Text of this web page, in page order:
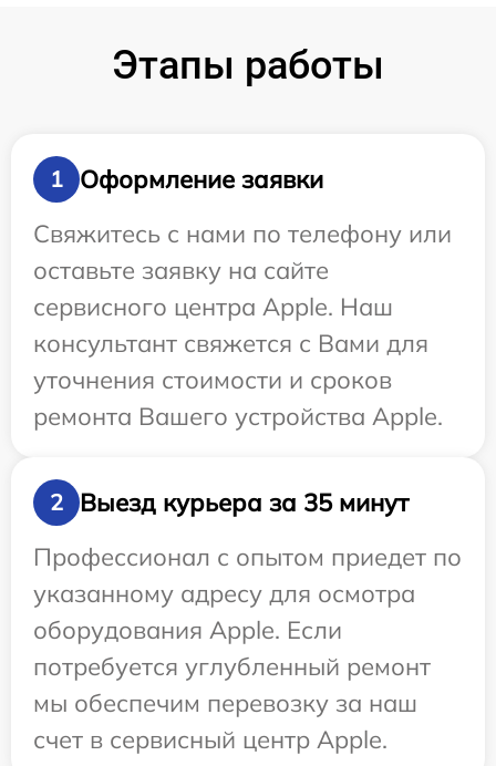
Этапы работы
1
Оформление заявки
Свяжитесь с нами по телефону или
оставьте заявку на сайте
сервисного центра Apple. Наш
консультант свяжется с Вами для
уточнения стоимости и сроков
ремонта Вашего устройства Apple.
2
Выезд курьера за 35 минут
Профессионал с опытом приедет по
указанному адресу для осмотра
оборудования Apple. Если
потребуется углубленный ремонт
мы обеспечим перевозку за наш
счет в сервисный центр Apple.